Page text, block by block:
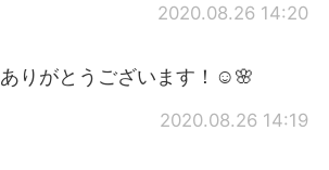
2020.08.26 14:20
ありがとうございます！☺️🌸
2020.08.26 14:19